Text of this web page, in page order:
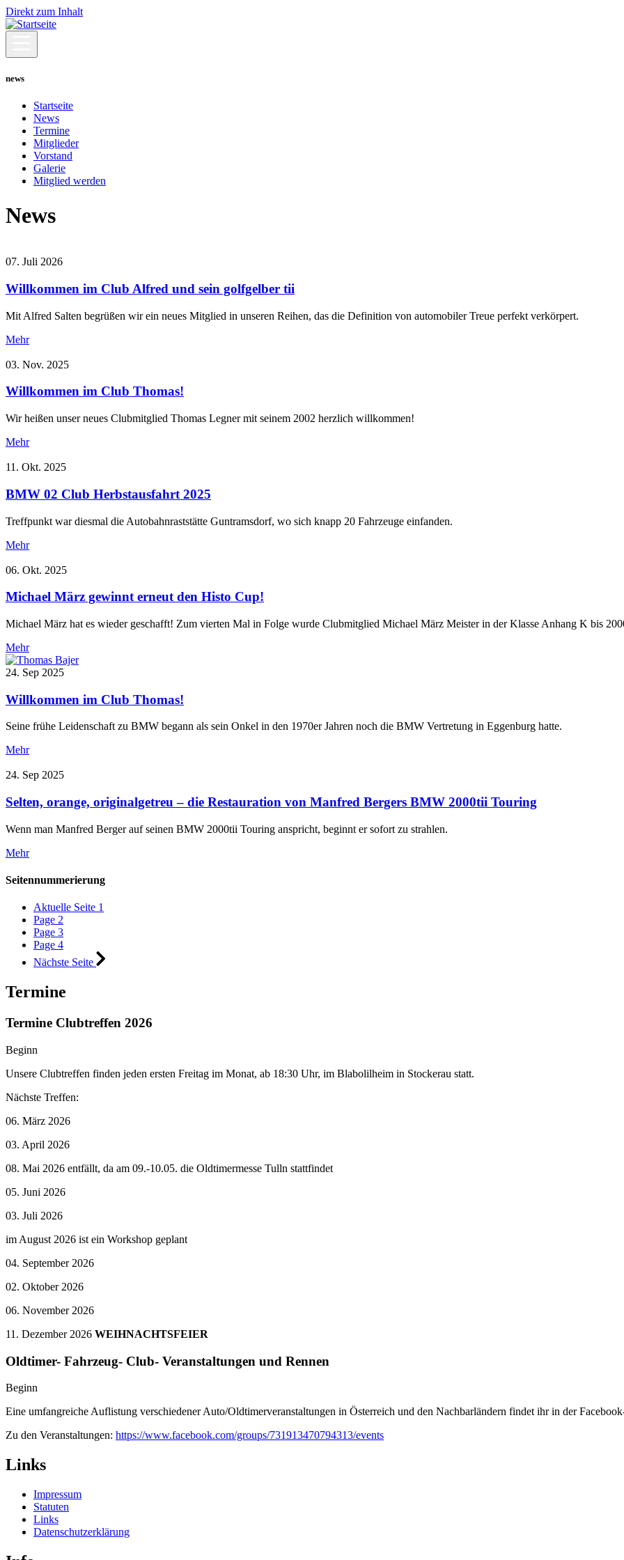
Direkt zum Inhalt
news
Startseite
News
Termine
Mitglieder
Vorstand
Galerie
Mitglied werden
News
07. Juli 2026
Willkommen im Club Alfred und sein golfgelber tii
Mit Alfred Salten begrüßen wir ein neues Mitglied in unseren Reihen, das die Definition von automobiler Treue perfekt verkörpert.
Mehr
03. Nov. 2025
Willkommen im Club Thomas!
Wir heißen unser neues Clubmitglied Thomas Legner mit seinem 2002 herzlich willkommen!
Mehr
11. Okt. 2025
BMW 02 Club Herbstausfahrt 2025
Treffpunkt war diesmal die Autobahnraststätte Guntramsdorf, wo sich knapp 20 Fahrzeuge einfanden.
Mehr
06. Okt. 2025
Michael März gewinnt erneut den Histo Cup!
Michael März hat es wieder geschafft! Zum vierten Mal in Folge wurde Clubmitglied Michael März Meister in der Klasse Anhang K bis
Mehr
24. Sep 2025
Willkommen im Club Thomas!
Seine frühe Leidenschaft zu BMW begann als sein Onkel in den 1970er Jahren noch die BMW Vertretung in Eggenburg hatte.
Mehr
24. Sep 2025
Selten, orange, originalgetreu – die Restauration von Manfred Bergers BMW 2000tii Touring
Wenn man Manfred Berger auf seinen BMW 2000tii Touring anspricht, beginnt er sofort zu strahlen.
Mehr
Seitennummerierung
Aktuelle Seite 1
Page 2
Page 3
Page 4
Nächste Seite
Termine
Termine Clubtreffen 2026
Beginn
Unsere Clubtreffen finden jeden ersten Freitag im Monat, ab 18:30 Uhr, im Blabolilheim in Stockerau statt.
Nächste Treffen:
06. März 2026
03. April 2026
08. Mai 2026 entfällt, da am 09.-10.05. die Oldtimermesse Tulln stattfindet
05. Juni 2026
03. Juli 2026
im August 2026 ist ein Workshop geplant
04. September 2026
02. Oktober 2026
06. November 2026
11. Dezember 2026 WEIHNACHTSFEIER
Oldtimer- Fahrzeug- Club- Veranstaltungen und Rennen
Beginn
Eine umfangreiche Auflistung verschiedener Auto/Oldtimerveranstaltungen in Österreich und den Nachbarländern findet ihr in der
Zu den Veranstaltungen: https://www.facebook.com/groups/731913470794313/events
Links
Impressum
Statuten
Links
Datenschutzerklärung